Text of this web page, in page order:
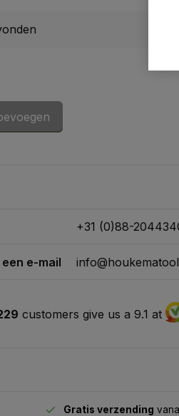
+31 (0)88-
e-mail
customers give us a 9.1 at
Gratis verzending